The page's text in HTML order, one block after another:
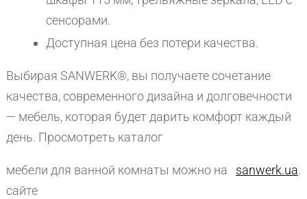
сенсорами.
Доступная цена без потери качества.
Выбирая SANWERK®, вы получаете сочетание
качества, современного дизайна и долговечности
— мебель, которая будет дарить комфорт каждый
день. Просмотреть каталог
мебели для ванной комнаты можно на
сайте
sanwerk.ua.